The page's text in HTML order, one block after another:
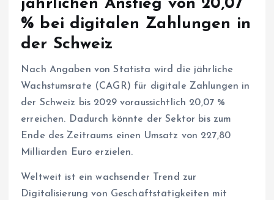
jährlichen Anstieg von 20,07
% bei digitalen Zahlungen in
der Schweiz
Nach Angaben von Statista wird die jährliche
Wachstumsrate (CAGR) für digitale Zahlungen in
der Schweiz bis 2029 voraussichtlich 20,07 %
erreichen. Dadurch könnte der Sektor bis zum
Ende des Zeitraums einen Umsatz von 227,80
Milliarden Euro erzielen.
Weltweit ist ein wachsender Trend zur
Digitalisierung von Geschäftstätigkeiten mit